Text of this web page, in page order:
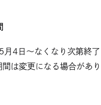
月4日～なくなり次第終了
は変更になる場合があ